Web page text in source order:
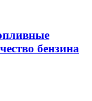
бензина